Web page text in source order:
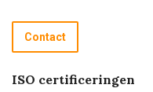
Recycle programma
Betalen
Contact
ISO certificeringen